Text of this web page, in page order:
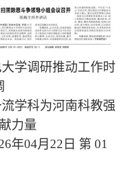
学调研推动工作时
学科为河南科教强
力量
年04月22日 第 01